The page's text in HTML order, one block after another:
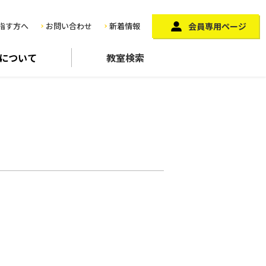
す方へ お問い合わせ 新着情報 会員専用ページ
ついて 教室検索